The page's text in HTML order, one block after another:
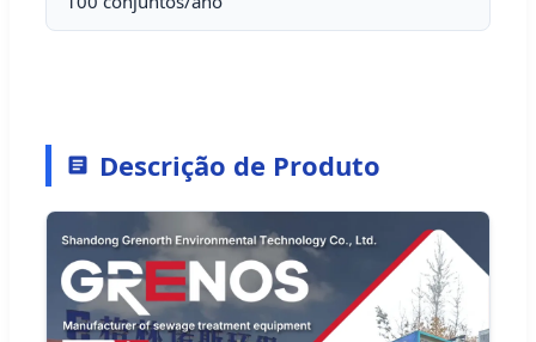
Descrição de Produto